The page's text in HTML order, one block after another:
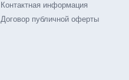
Контактная информация
Договор публичной оферты